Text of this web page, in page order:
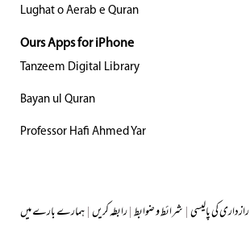
Lughat o Aerab e Quran
Ours Apps for iPhone
Tanzeem Digital Library
Bayan ul Quran
Professor Hafi Ahmed Yar
ہمارے بارے میں|رابطہ کریں|شرائط و ضوابط|رازداری کی پالیسی